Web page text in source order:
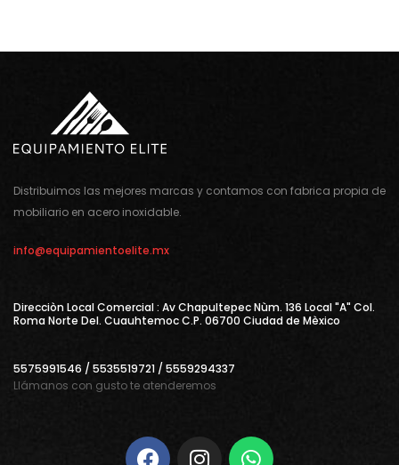
Distribuimos las mejores marcas y contamos con fabrica propia de
mobiliario en acero inoxidable.
info@equipamientoelite.mx
Direcciòn Local Comercial : Av Chapultepec Nùm. 136 Local "A" Col.
Roma Norte Del. Cuauhtemoc C.P. 06700 Ciudad de Mèxico
5575991546 / 5535519721 / 5559294337
Llámanos con gusto te atenderemos